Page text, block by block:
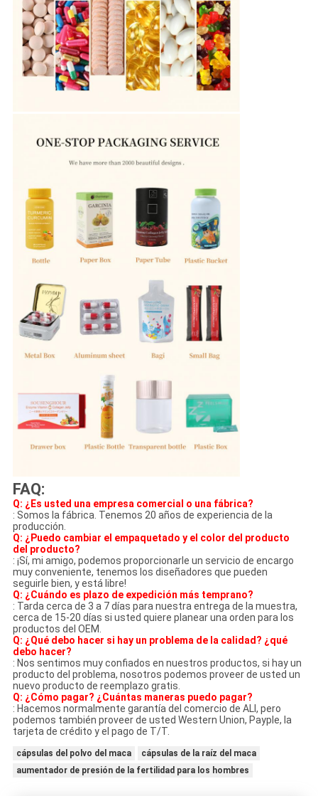
FAQ:
Q: ¿Es usted una empresa comercial o una fábrica?
: Somos la fábrica. Tenemos 20 años de experiencia de la
producción.
Q: ¿Puedo cambiar el empaquetado y el color del producto
del producto?
: ¡Sí, mi amigo, podemos proporcionarle un servicio de encargo
muy conveniente, tenemos los diseñadores que pueden
seguirle bien, y está libre!
Q: ¿Cuándo es plazo de expedición más temprano?
: Tarda cerca de 3 a 7 días para nuestra entrega de la muestra,
cerca de 15-20 días si usted quiere planear una orden para los
productos del OEM.
Q: ¿Qué debo hacer si hay un problema de la calidad? ¿qué
debo hacer?
: Nos sentimos muy confiados en nuestros productos, si hay un
producto del problema, nosotros podemos proveer de usted un
nuevo producto de reemplazo gratis.
Q: ¿Cómo pagar? ¿Cuántas maneras puedo pagar?
: Hacemos normalmente garantía del comercio de ALI, pero
podemos también proveer de usted Western Union, Payple, la
tarjeta de crédito y el pago de T/T.
cápsulas del polvo del maca
cápsulas de la raíz del maca
aumentador de presión de la fertilidad para los hombres